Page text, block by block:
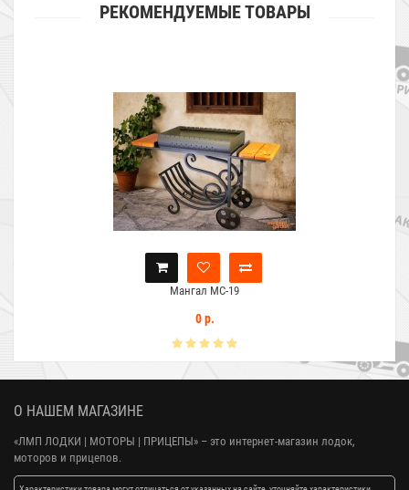
РЕКОМЕНДУЕМЫЕ ТОВАРЫ
Мангал МС-19
0 р.
О НАШЕМ МАГАЗИНЕ
«ЛМП ЛОДКИ | МОТОРЫ | ПРИЦЕПЫ» – это интернет-магазин лодок,
моторов и прицепов.